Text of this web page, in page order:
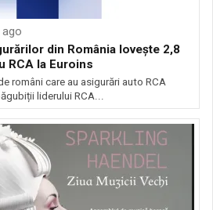
din România lovește 2,8
RCA la Euroins
români care au asigurări auto RCA
liderului RCA...